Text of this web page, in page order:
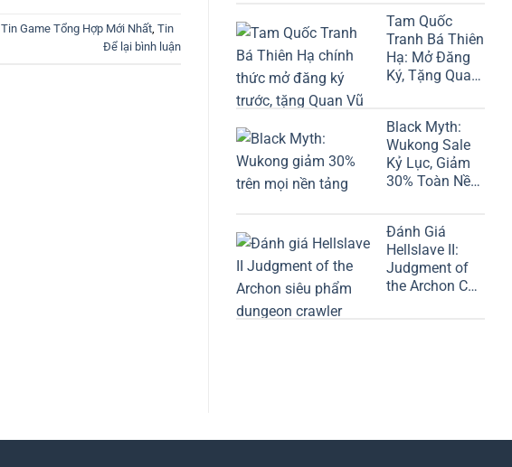
Tin Game Tổng Hợp Mới Nhất, Tin
Để lại bình luận
Tam Quốc
Tranh Bá Thiên
Hạ: Mở Đăng
Ký, Tặng Quan
Black Myth:
Wukong Sale
Kỷ Lục, Giảm
30% Toàn Nền
Đánh Giá
Hellslave II:
Judgment of
the Archon Chi